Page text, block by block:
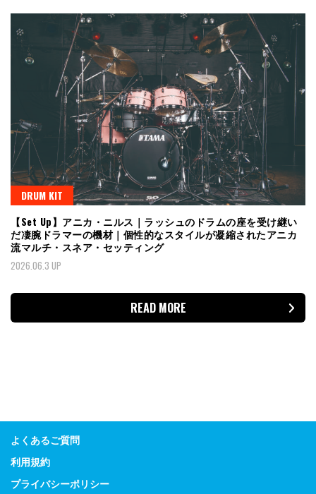
DRUM KIT
【Set Up】アニカ・ニルス｜ラッシュのドラムの座を受け継い
だ凄腕ドラマーの機材｜個性的なスタイルが凝縮されたアニカ
流マルチ・スネア・セッティング
2026.06.3 UP
READ MORE
よくあるご質問
利用規約
プライバシーポリシー